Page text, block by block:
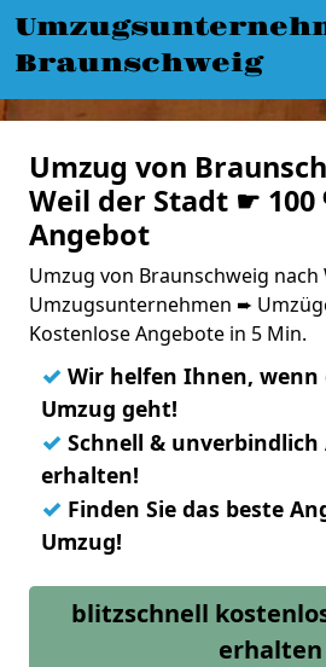
Braunschweig
Umzug von
Weil der Stadt ☛ 100
Angebot
Umzug von Braunschweig nach
Umzugsunternehmen ➨
Kostenlose Angebote in 5 Min.
✓ Wir helfen Ihnen, wenn
Umzug geht!
✓ Schnell & unverbindlich
erhalten!
✓ Finden Sie das beste
Umzug!
blitzschnell
erhalten